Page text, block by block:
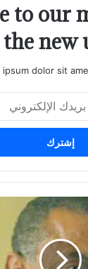
to our
new
ipsum dolor sit